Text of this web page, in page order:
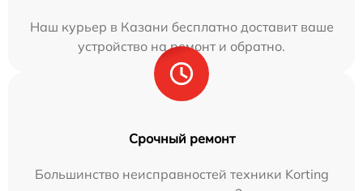
Наш курьер в Казани бесплатно доставит ваше
устройство на ремонт и обратно.
Срочный ремонт
Большинство неисправностей техники Korting